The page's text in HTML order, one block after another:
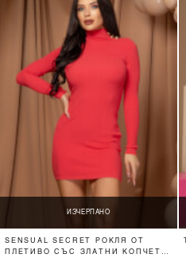
ИЗЧЕРПАНО
SENSUAL SECRET РОКЛЯ ОТ
ПЛЕТИВО СЪС ЗЛАТНИ КОПЧЕТА